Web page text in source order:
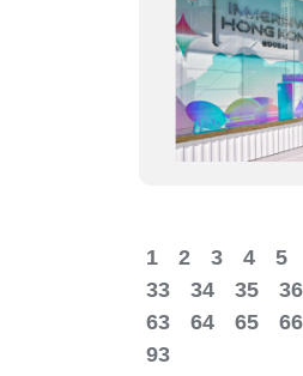
1 2 3 4 5
33
34 35 36
63
64 65 66
93